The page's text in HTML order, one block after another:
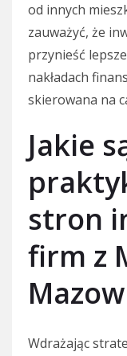
od innych
zauważyć, że
przynieść
nakładach
skierowana na
Jakie
stron
firm z
Wdrażając